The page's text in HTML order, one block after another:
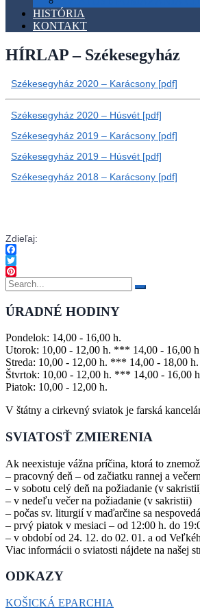
HISTÓRIA
KONTAKT
HÍRLAP – Székesegyház
Székesegyház 2020 – Karácsony [pdf]
Székesegyház 2020 – Húsvét [pdf]
Székesegyház 2019 – Karácsony [pdf]
Székesegyház 2019 – Húsvét [pdf]
Székesegyház 2018 – Karácsony [pdf]
Zdieľaj:
Facebook
Twitter
Pinterest
Search
for:
ÚRADNÉ HODINY
Pondelok: 14,00 - 16,00 h.
Utorok: 10,00 - 12,00 h. *** 14,00 - 16,00
Streda: 10,00 - 12,00 h. *** 14,00 - 18,00 h.
Štvrtok: 10,00 - 12,00 h. *** 14,00 - 16,00
Piatok: 10,00 - 12,00 h.
V štátny a cirkevný sviatok je farská
SVIATOSŤ ZMIERENIA
Ak neexistuje vážna príčina, ktorá to
– pracovný deň – od začiatku rannej a
– v sobotu celý deň na požiadanie (v
– v nedeľu večer na požiadanie (v sakristii)
– počas sv. liturgií v maďarčine sa
– prvý piatok v mesiaci – od 12:00 h. do
– v období od 24. 12. do 02. 01. a od
Viac informácii o sviatosti nájdete na našej
ODKAZY
KOŠICKÁ EPARCHIA